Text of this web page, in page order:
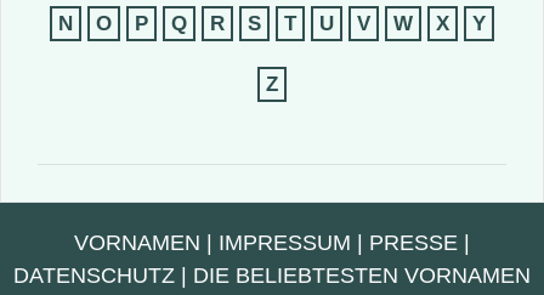
N O P Q R S T U V W X Y
Z
VORNAMEN IMPRESSUM PRESSE
DATENSCHUTZ
DIE BELIEBTESTEN VORNAMEN